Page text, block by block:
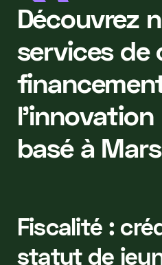
Découvrez
services de
l'innovation
basé à
Fiscalité :
statut de